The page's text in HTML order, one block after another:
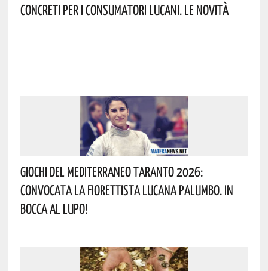
Concreti Per I Consumatori Lucani. Le Novità
Giochi Del Mediterraneo Taranto 2026:
Convocata La Fiorettista Lucana Palumbo. In
Bocca Al Lupo!